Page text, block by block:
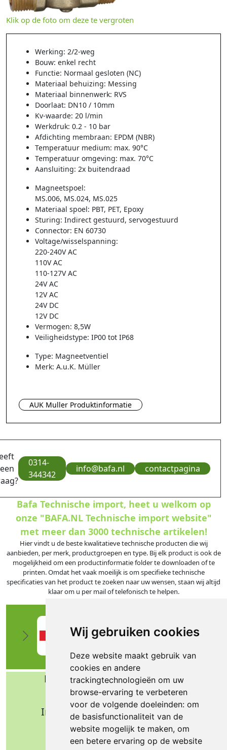
Wij gebruiken cookies
Deze website maakt gebruik van
cookies en andere
trackingtechnologieën om uw
browse-ervaring te verbeteren
voor de volgende doeleinden: om
de basisfunctionaliteit van de
website mogelijk te maken, om
een betere ervaring op de website
Klik op de foto om deze te vergroten
Werking: 2/2-weg
Bouw: enkel recht
Functie: Normaal gesloten (NC)
Materiaal behuizing: Messing
Materiaal binnenwerk: RVS
Doorlaat: DN10 / 10mm
Kv-waarde: 20 l/min
Werkdruk: 0.2 - 10 bar
Afdichting membraan: EPDM (NBR)
Temperatuur medium: max. 90°C
Temperatuur omgeving: max. 70°C
Aansluiting: 2x buitendraad
Magneetspoel:
MS.006, MS.024, MS.025
Materiaal spoel: PBT, PET, Epoxy
Sturing: Indirect gestuurd, servogestuurd
Connector: EN 60730
Voltage/wisselspanning:
220-240V AC
110V AC
110-127V AC
24V AC
12V AC
24V DC
12V DC
Vermogen: 8,5W
Veiligheidstype: IP00 tot IP68
Type: Magneetventiel
Merk: A.u.K. Müller
AUK Muller Produktinformatie
0314-
344342
info@bafa.nl contactpagina
Bafa Technische import, heet u welkom op
onze "BAFA.NL Technische import website"
met meer dan 3000 technische artikelen!
Hier vindt u de beste kwalitatieve technische producten die wij
aanbieden, per merk, productgroepen en type. Bij elk product is ook de
mogelijkheid om een productinformatie folder te downloaden of te
printen. Omdat het vaak moeilijk is om specifieke technische
specificaties van het product te zoeken naar uw wensen, staan wij altijd
klaar om u per mail of telefonisch te helpen.
Bafa b.v. Technische import
Nijverheidsweg 11
Industrieterrein Verheulsweide
7005 AS Doetinchem
Tel.: +31 (0)314 344 342